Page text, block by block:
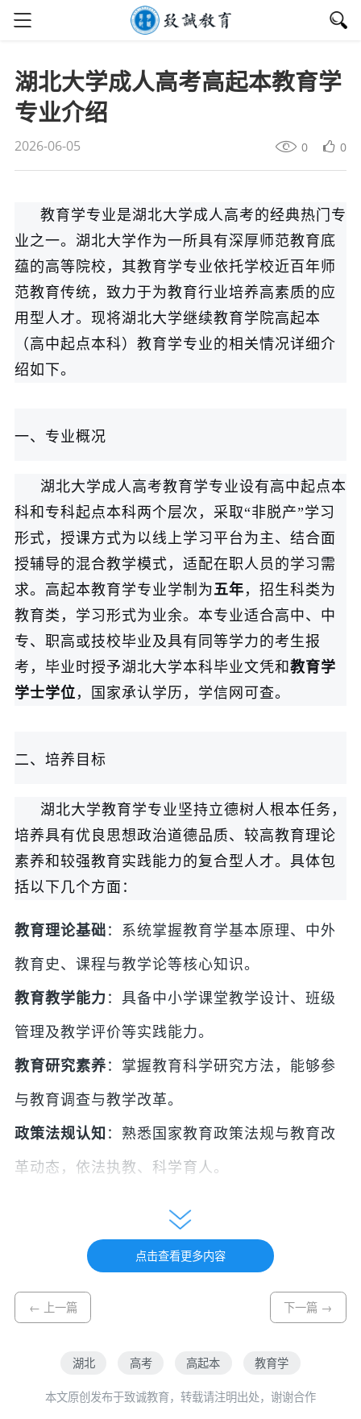
湖北大学成人高考高起本教育学
专业介绍
2026-06-05 0 0
教育学专业是湖北大学成人高考的经典热门专
业之一。湖北大学作为一所具有深厚师范教育底
蕴的高等院校，其教育学专业依托学校近百年师
范教育传统，致力于为教育行业培养高素质的应
用型人才。现将湖北大学继续教育学院高起本
（高中起点本科）教育学专业的相关情况详细介
绍如下。
一、专业概况
湖北大学成人高考教育学专业设有高中起点本
科和专科起点本科两个层次，采取“非脱产”学习
形式，授课方式为以线上学习平台为主、结合面
授辅导的混合教学模式，适配在职人员的学习需
求。高起本教育学专业学制为五年 ，招生科类为
教育类，学习形式为业余。本专业适合高中、中
专、职高或技校毕业及具有同等学力的考生报
考，毕业时授予湖北大学本科毕业文凭和 教育学
学士学位 ，国家承认学历，学信网可查。
二、培养目标
湖北大学教育学专业坚持立德树人根本任务，
培养具有优良思想政治道德品质、较高教育理论
素养和较强教育实践能力的复合型人才。具体包
括以下几个方面：
教育理论基础 ：系统掌握教育学基本原理、中外
教育史、课程与教学论等核心知识。
教育教学能力 ：具备中小学课堂教学设计、班级
管理及教学评价等实践能力。
教育研究素养：掌握教育科学研究方法，能够参
与教育调查与教学改革。
政策法规认知 ：熟悉国家教育政策法规与教育改
革动态，依法执教、科学育人。
毕业生能够胜任中小学教育教学、教育科学研
究机构教研工作、各级教育行政部门管理岗位
等，也可在教育咨询、人力资源评估等领域发
三、主要课程
教育学专业的课程体系涵盖通识教育、学科基
点击查看更多内容
← 上一篇 下一篇 →
湖北 高考 高起本 教育学
本文原创发布于致诚教育，转载请注明出处，谢谢合作